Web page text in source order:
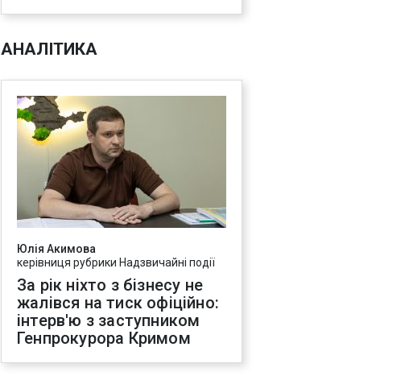
АНАЛІТИКА
Юлія Акимова
керівниця рубрики Надзвичайні події
За рік ніхто з бізнесу не
жалівся на тиск офіційно:
інтерв'ю з заступником
Генпрокурора Кримом